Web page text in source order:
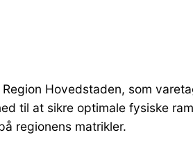
Hovedstaden, som
til at sikre optimale fysiske
regionens matrikler.